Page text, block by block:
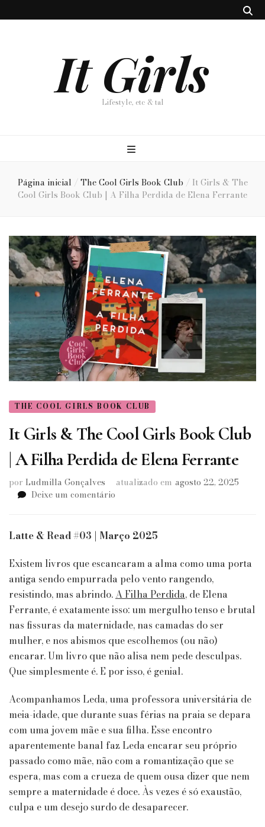
It Girls
Lifestyle, etc & tal
Página inicial / The Cool Girls Book Club / It Girls & The
Cool Girls Book Club | A Filha Perdida de Elena Ferrante
THE COOL GIRLS BOOK CLUB
It Girls & The Cool Girls Book Club
| A Filha Perdida de Elena Ferrante
por Ludmilla Gonçalves atualizado em agosto 22, 2025
Deixe um comentário
&
The
Girls
Book
Club
|
A
Filha
Perdida
de
Elena
Ferrante
Latte & Read #03 | Março 2025
Existem livros que escancaram a alma como uma porta
antiga sendo empurrada pelo vento rangendo,
resistindo, mas abrindo.A Filha Perdida, de Elena
Ferrante, é exatamente isso: um mergulho tenso e brutal
nas fissuras da maternidade, nas camadas do ser
mulher, e nos abismos que escolhemos (ou não)
encarar. Um livro que não alisa nem pede desculpas.
Que simplesmente é. E por isso, é genial.
Acompanhamos Leda, uma professora universitária de
meia-idade, que durante suas férias na praia se depara
com uma jovem mãe e sua filha. Esse encontro
aparentemente banal faz Leda encarar seu próprio
passado como mãe, não com a romantização que se
espera, mas com a crueza de quem ousa dizer que nem
sempre a maternidade é doce. Às vezes é só exaustão,
culpa e um desejo surdo de desaparecer.